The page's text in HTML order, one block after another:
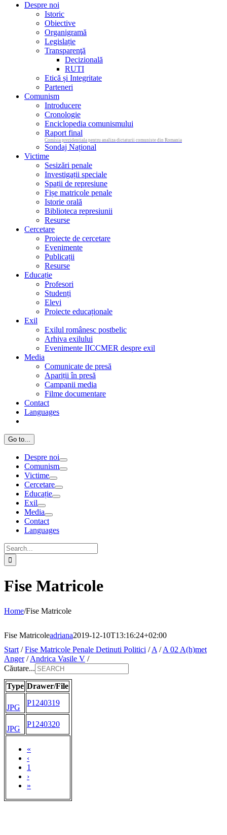
Despre noi
Istoric
Obiective
Organigramă
Legislație
Transparenţă
Decizională
RUTI
Etică și Integritate
Parteneri
Comunism
Introducere
Cronologie
Enciclopedia comunismului
Raport final
Comisia prezidentiala pentru analiza dictaturii comuniste din Romania
Sondaj Național
Victime
Sesizări penale
Investigații speciale
Spații de represiune
Fișe matricole penale
Istorie orală
Biblioteca represiunii
Resurse
Cercetare
Proiecte de cercetare
Evenimente
Publicații
Resurse
Educație
Profesori
Studenți
Elevi
Proiecte educaționale
Exil
Exilul românesc postbelic
Arhiva exilului
Evenimente IICCMER despre exil
Media
Comunicate de presă
Apariții în presă
Campanii media
Filme documentare
Contact
Languages
Go to...
Despre noi
Comunism
Victime
Cercetare
Educație
Exil
Media
Contact
Languages
Search
for:
Fise Matricole
Home/Fise Matricole
Fise Matricoleadriana2019-12-10T13:16:24+02:00
Start /Fise Matricole Penale Detinuti Politici /A /A 02 A(h)met
Anger/Andrica Vasile V /
Căutare...
Type Drawer/File
«
‹
1
›
»
JPG
P1240319
JPG
P1240320